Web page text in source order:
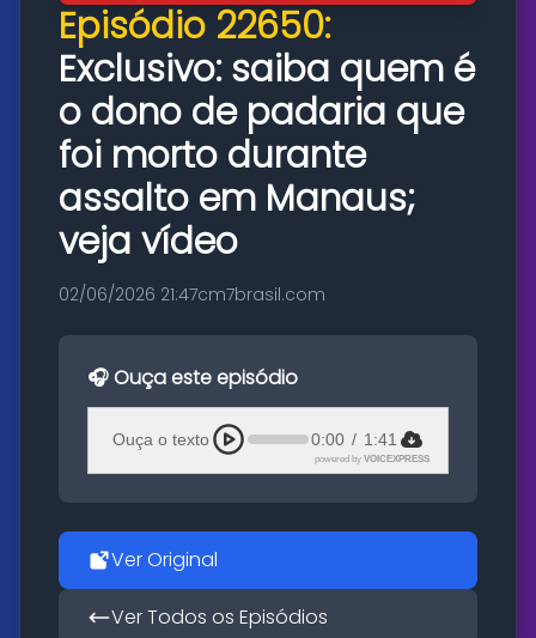
Episódio 22650:
Exclusivo: saiba quem é
o dono de padaria que
foi morto durante
assalto em Manaus;
veja vídeo
02/06/2026 21:47cm7brasil.com
🎧 Ouça este episódio
Ouça o texto 0:00 / 1:41
powered by VOICEXPRESS
Ver Original
Ver Todos os Episódios